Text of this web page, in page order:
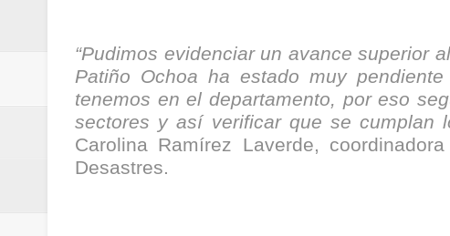
Regionetnoticias / Despliegue de
terrestre para la posesión presidencial
Regionetnoticias / Las ayudas
ReGionetNoticias /
“Pudimos evidenciar un avance superior
Patiño Ochoa ha estado muy
tenemos en el departamento, por eso
sectores y así verificar que se cumplan
Carolina Ramírez Laverde,
Desastres.